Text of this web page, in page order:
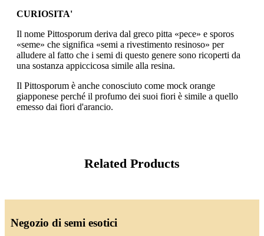
CURIOSITA'
Il nome Pittosporum deriva dal greco pitta «pece» e sporos
«seme» che significa «semi a rivestimento resinoso» per
alludere al fatto che i semi di questo genere sono ricoperti da
una sostanza appiccicosa simile alla resina.
Il Pittosporum è anche conosciuto come mock orange
giapponese perché il profumo dei suoi fiori è simile a quello
emesso dai fiori d'arancio.
Related Products
Negozio di semi esotici